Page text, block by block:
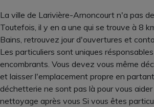
La ville de Larivière-Arnoncourt n'a pas
Toutefois, il y en a une qui se trouve à 8
Bains, retrouvez jour d'ouvertures et
Les particuliers sont uniques
encombrants. Vous devez vous même
et laisser l'emplacement propre en
déchetterie ne sont pas là pour vous
nettoyage après vous Si vous êtes